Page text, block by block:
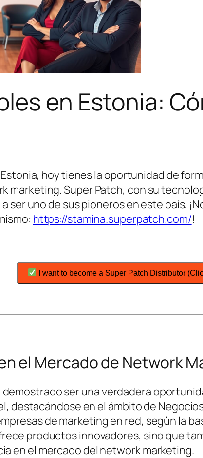
en Estonia:
hoy tienes la oportunidad de
marketing. Super Patch, con su
ser uno de sus pioneros en este país.
https://stamina.superpatch.com/!
I want to become a Super Patch Distributor
el Mercado de Network
ser una verdadera
destacándose en el ámbito de
de marketing en red, según la
productos innovadores, sino que
en el mercado del network marketing.